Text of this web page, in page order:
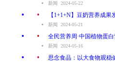
新闻 2024-05-22
. 【1+1+N】豆奶营养成果
新闻 2024-05-21
. 全民营养周·中国植物蛋
新闻 2024-05-16
. 思念食品：以大食物观稳